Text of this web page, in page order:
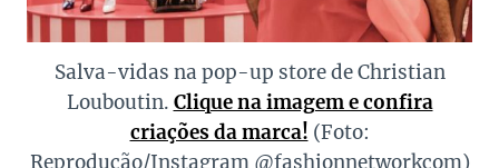
Salva-vidas na pop-up store de Christian
Louboutin. Clique na imagem e confira
criações da marca! (Foto:
Reprodução/Instagram @fashionnetworkcom)